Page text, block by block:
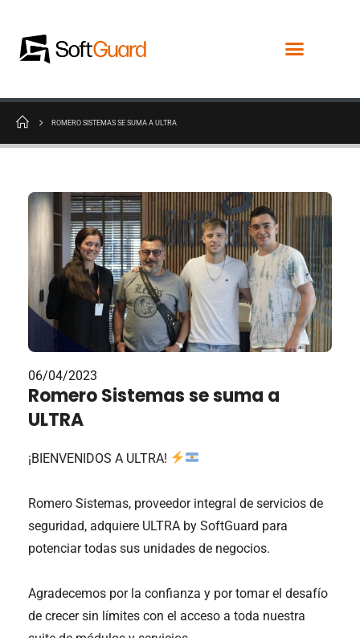
ROMERO SISTEMAS SE SUMA A ULTRA
06/04/2023
Romero Sistemas se suma a
ULTRA
¡BIENVENIDOS A ULTRA!
Romero Sistemas, proveedor integral de servicios de
seguridad, adquiere ULTRA by SoftGuard para
potenciar todas sus unidades de negocios.
Agradecemos por la confianza y por tomar el desafío
de crecer sin límites con el acceso a toda nuestra